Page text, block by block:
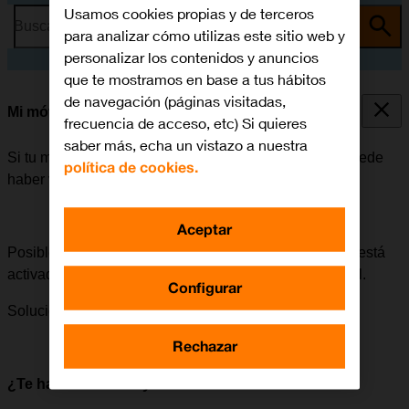
Busca por problema o tema
Mi móvil está bloqueado
Si tu móvil está bloqueado después de encenderlo, puede
haber varias causas al problema.
Posible causa 6 de 6:Cuando el código de seguridad está
activado, es necesario introducirlo al encender el móvil.
Solución:Cómo desactivar el código de seguridad.
¿Te ha servido de ayuda?
Usamos cookies propias y de terceros
para analizar cómo utilizas este sitio web y
personalizar los contenidos y anuncios
que te mostramos en base a tus hábitos
de navegación (páginas visitadas,
frecuencia de acceso, etc) Si quieres
saber más, echa un vistazo a nuestra
política de cookies.
Configurar
Rechazar
Aceptar